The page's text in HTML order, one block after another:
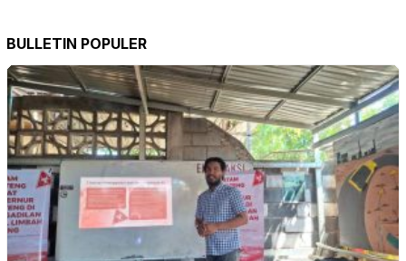
BULLETIN POPULER